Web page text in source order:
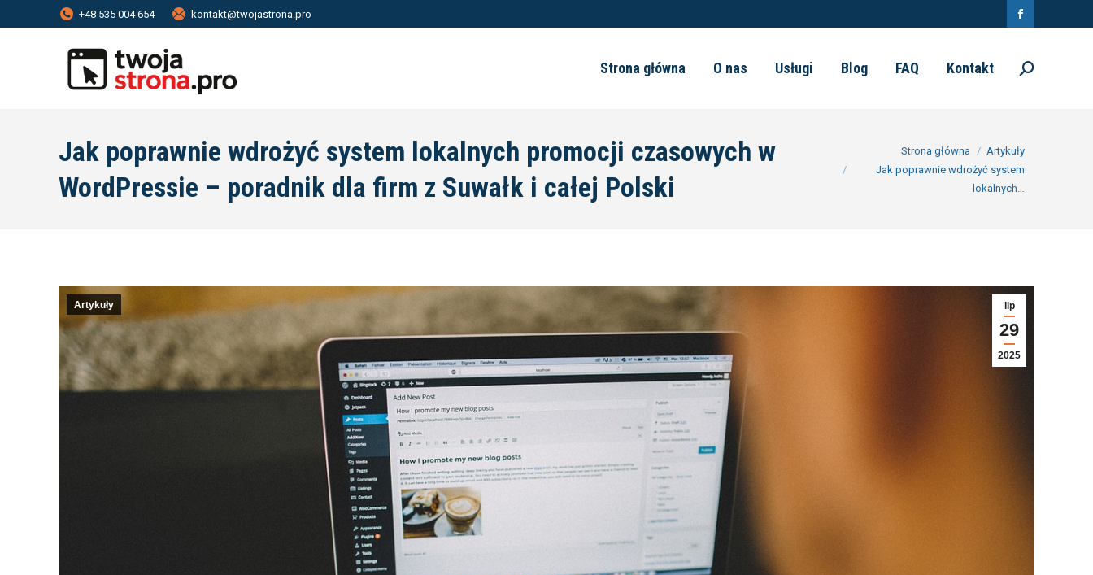
+48 535 004 654 kontakt@twojastrona.pro
Facebook
się
oknie
Strona główna O nas Usługi Blog FAQ Kontakt Szukaj:
Jak poprawnie wdrożyć system lokalnych promocji czasowych w
WordPressie – poradnik dla firm z Suwałk i całej Polski
Strona główna
Artykuły
Jak poprawnie wdrożyć system
lokalnych…
lip
29
2025
Artykuły